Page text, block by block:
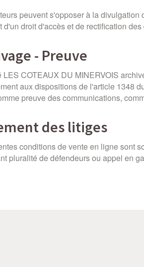
peuvent s'opposer à la
d'un droit d'accès et de rectification
- Preuve
LES COTEAUX DU MINERVOIS
aux dispositions de l'article 1348
preuve des communications,
des litiges
conditions de vente en ligne sont
pluralité de défendeurs ou appel en